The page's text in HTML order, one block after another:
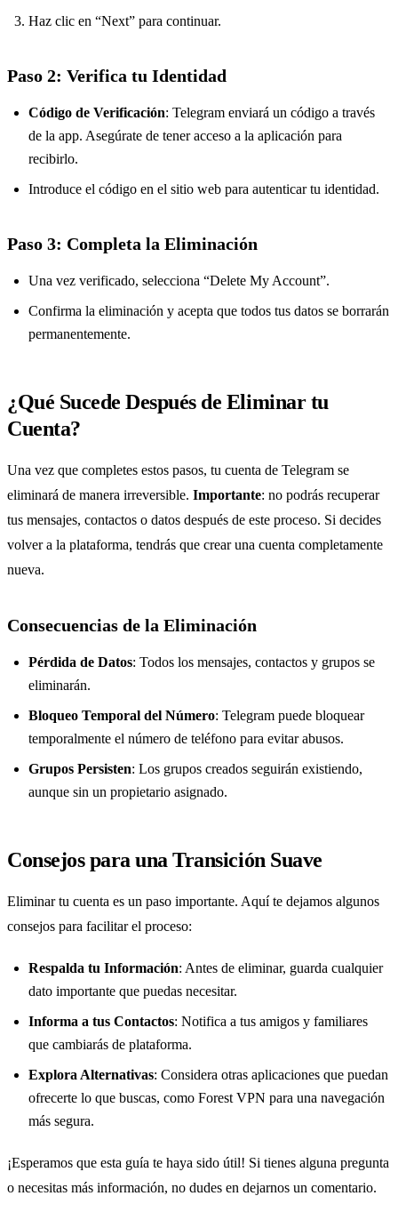
Haz clic en “Next” para continuar.
Paso 2: Verifica tu Identidad
Código de Verificación: Telegram enviará un código a través
de la app. Asegúrate de tener acceso a la aplicación para
recibirlo.
Introduce el código en el sitio web para autenticar tu identidad.
Paso 3: Completa la Eliminación
Una vez verificado, selecciona “Delete My Account”.
Confirma la eliminación y acepta que todos tus datos se borrarán
permanentemente.
¿Qué Sucede Después de Eliminar tu
Cuenta?
Una vez que completes estos pasos, tu cuenta de Telegram se
eliminará de manera irreversible. Importante: no podrás recuperar
tus mensajes, contactos o datos después de este proceso. Si decides
volver a la plataforma, tendrás que crear una cuenta completamente
nueva.
Consecuencias de la Eliminación
Pérdida de Datos: Todos los mensajes, contactos y grupos se
eliminarán.
Bloqueo Temporal del Número: Telegram puede bloquear
temporalmente el número de teléfono para evitar abusos.
Grupos Persisten: Los grupos creados seguirán existiendo,
aunque sin un propietario asignado.
Consejos para una Transición Suave
Eliminar tu cuenta es un paso importante. Aquí te dejamos algunos
consejos para facilitar el proceso:
Respalda tu Información: Antes de eliminar, guarda cualquier
dato importante que puedas necesitar.
Informa a tus Contactos: Notifica a tus amigos y familiares
que cambiarás de plataforma.
Explora Alternativas: Considera otras aplicaciones que puedan
ofrecerte lo que buscas, como Forest VPN para una navegación
más segura.
¡Esperamos que esta guía te haya sido útil! Si tienes alguna pregunta
o necesitas más información, no dudes en dejarnos un comentario.